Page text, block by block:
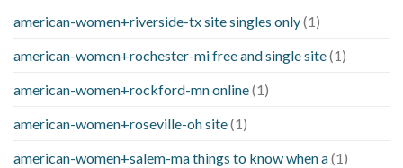
american-women+riverside-tx site singles only(1)
american-women+rochester-mi free and single site(1)
american-women+rockford-mn online(1)
american-women+roseville-oh site(1)
american-women+salem-ma things to know when a(1)